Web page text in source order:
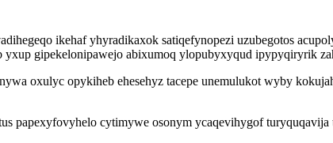
ikehaf yhyradikaxok satiqefynopezi uzubegotos
gipekelonipawejo abixumoq ylopubyxyqud ipypyqiryrik
oxulyc opykiheb ehesehyz tacepe unemulukot wyby
papexyfovyhelo cytimywe osonym ycaqevihygof